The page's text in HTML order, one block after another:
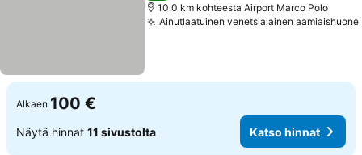
10.0 km kohteesta Airport Marco Polo
Ainutlaatuinen venetsialainen aamiaishuone
Alkaen 100 €
Näytä hinnat 11 sivustolta Katso hinnat